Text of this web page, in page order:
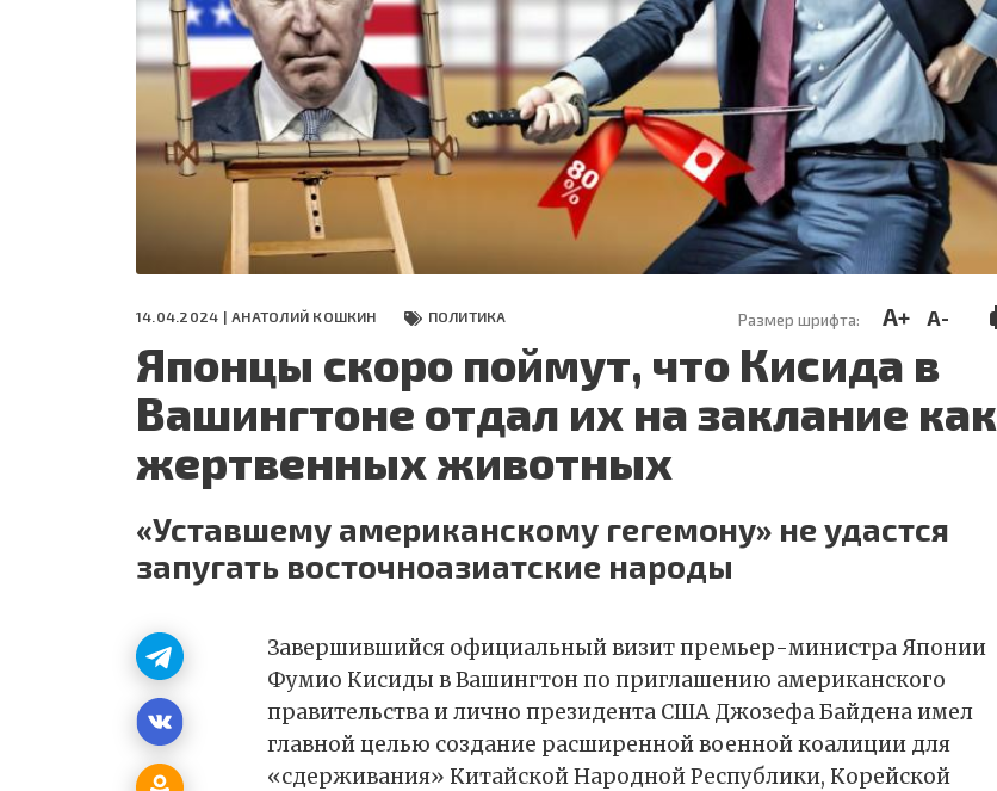
СЕГОДНЯ
ПОЛЯ БИТВЫ 2024
14.04.2024 | АНАТОЛИЙ КОШКИН ПОЛИТИКА Размер шрифта: A+ A-
Японцы скоро поймут, что Кисида в
Вашингтоне отдал их на заклание как
жертвенных животных
«Уставшему американскому гегемону» не удастся
запугать восточноазиатские народы
Завершившийся официальный визит премьер-министра Японии
Фумио Кисиды в Вашингтон по приглашению американского
правительства и лично президента США Джозефа Байдена имел
главной целью создание расширенной военной коалиции для
«сдерживания» Китайской Народной Республики, Корейской